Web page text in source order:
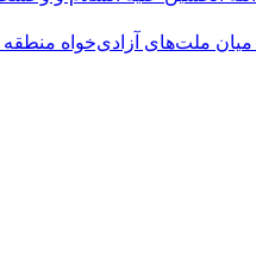
میان ملت‌های آزادی‌خواه